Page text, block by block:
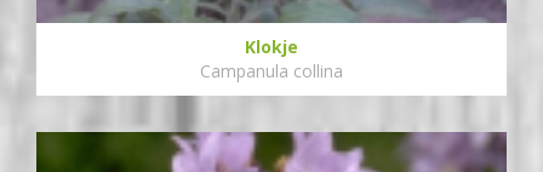
Klokje
Campanula collina